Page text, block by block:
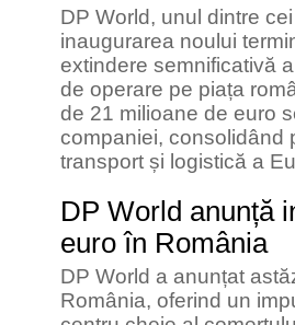
DP World, unul dintre
inaugurarea noului
extindere semnificativă
de operare pe piața
de 21 milioane de euro
companiei, consolidând
transport și logistică a
DP World anunță
euro în România
DP World a anunțat
România, oferind un